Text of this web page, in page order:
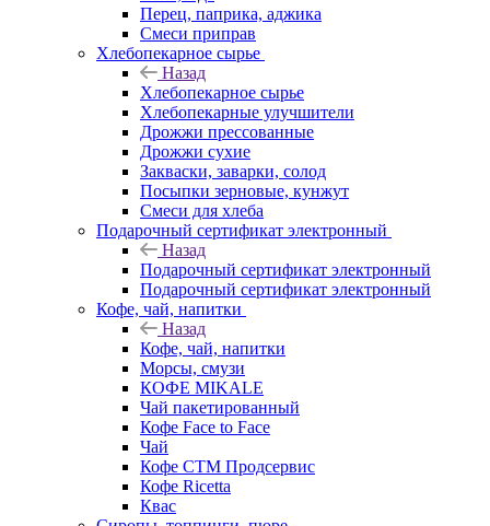
Перец, паприка, аджика
Смеси приправ
Хлебопекарное сырье
Назад
Хлебопекарное сырье
Хлебопекарные улучшители
Дрожжи прессованные
Дрожжи сухие
Закваски, заварки, солод
Посыпки зерновые, кунжут
Смеси для хлеба
Подарочный сертификат электронный
Назад
Подарочный сертификат электронный
Подарочный сертификат электронный
Кофе, чай, напитки
Назад
Кофе, чай, напитки
Морсы, смузи
КОФЕ MIKALE
Чай пакетированный
Кофе Face to Face
Чай
Кофе СТМ Продсервис
Кофе Ricetta
Квас